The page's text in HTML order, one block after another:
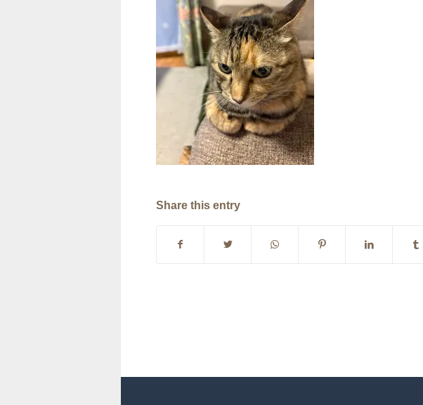
Share this entry